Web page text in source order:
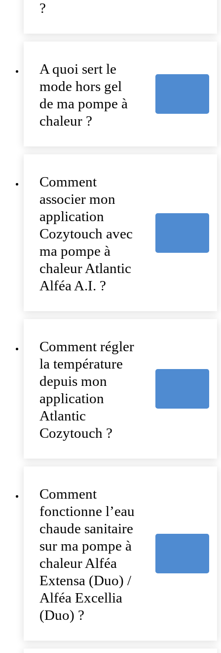
?
A quoi sert le
mode hors gel
de ma pompe à
chaleur ?
Comment
associer mon
application
Cozytouch avec
ma pompe à
chaleur Atlantic
Alféa A.I. ?
Comment régler
la température
depuis mon
application
Atlantic
Cozytouch ?
Comment
fonctionne l’eau
chaude sanitaire
sur ma pompe à
chaleur Alféa
Extensa (Duo) /
Alféa Excellia
(Duo) ?